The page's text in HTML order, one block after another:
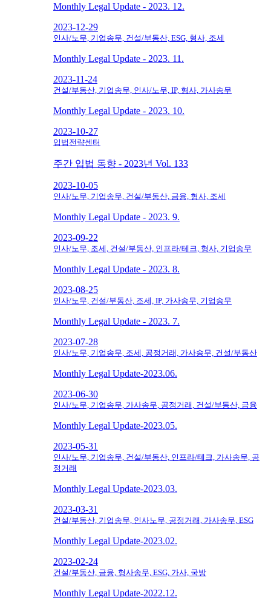
Monthly Legal Update - 2023. 12.
2023-12-29
인사/노무, 기업송무, 건설/부동산, ESG, 형사, 조세
Monthly Legal Update - 2023. 11.
2023-11-24
건설/부동산, 기업송무, 인사/노무, IP, 형사, 가사송무
Monthly Legal Update - 2023. 10.
2023-10-27
입법전략센터
주간 입법 동향 - 2023년 Vol. 133
2023-10-05
인사/노무, 기업송무, 건설/부동산, 금융, 형사, 조세
Monthly Legal Update - 2023. 9.
2023-09-22
인사/노무, 조세, 건설/부동산, 인프라/테크, 형사, 기업송무
Monthly Legal Update - 2023. 8.
2023-08-25
인사/노무, 건설/부동산, 조세, IP, 가사송무, 기업송무
Monthly Legal Update - 2023. 7.
2023-07-28
인사/노무, 기업송무, 조세, 공정거래, 가사송무, 건설/부동산
Monthly Legal Update-2023.06.
2023-06-30
인사/노무, 기업송무, 가사송무, 공정거래, 건설/부동산, 금융
Monthly Legal Update-2023.05.
2023-05-31
인사/노무, 기업송무, 건설/부동산, 인프라/테크, 가사송무, 공
정거래
Monthly Legal Update-2023.03.
2023-03-31
건설/부동산, 기업송무, 인사노무, 공정거래, 가사송무, ESG
Monthly Legal Update-2023.02.
2023-02-24
건설/부동산, 금융, 형사송무, ESG, 가사, 국방
Monthly Legal Update-2022.12.